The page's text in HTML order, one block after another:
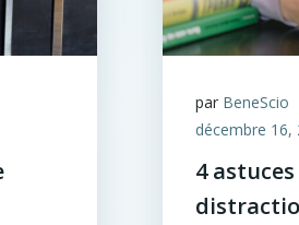
par BeneScio
décembre 16,
4